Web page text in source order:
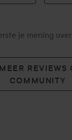
je mening
REVIEWS
COMMUNITY